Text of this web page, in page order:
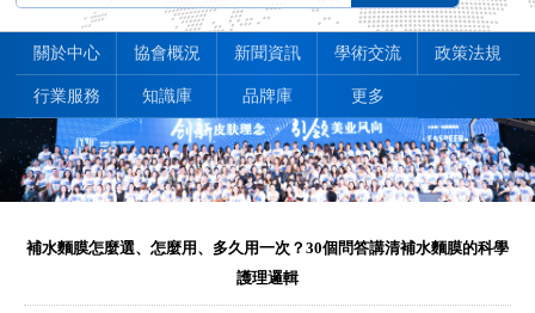
關於中心 協會概況 新聞資訊 學術交流 政策法規
行業服務 知識庫 品牌庫 更多
補水麵膜怎麼選、怎麼用、多久用一次？30個問答講清補水麵膜的科學
護理邏輯